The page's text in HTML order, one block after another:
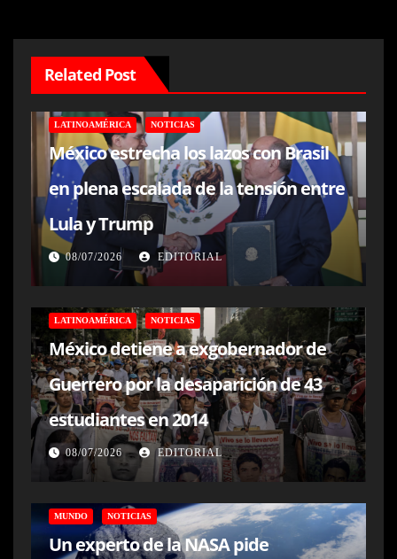
Related Post
LATINOAMÉRICA NOTICIAS
México estrecha los lazos con Brasil
en plena escalada de la tensión entre
Lula y Trump
08/07/2026 EDITORIAL
LATINOAMÉRICA NOTICIAS
México detiene a exgobernador de
Guerrero por la desaparición de 43
estudiantes en 2014
08/07/2026 EDITORIAL
MUNDO NOTICIAS
Un experto de la NASA pide